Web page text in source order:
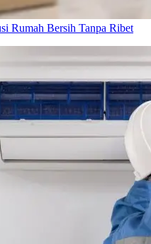
Rumah Bersih Tanpa Ribet